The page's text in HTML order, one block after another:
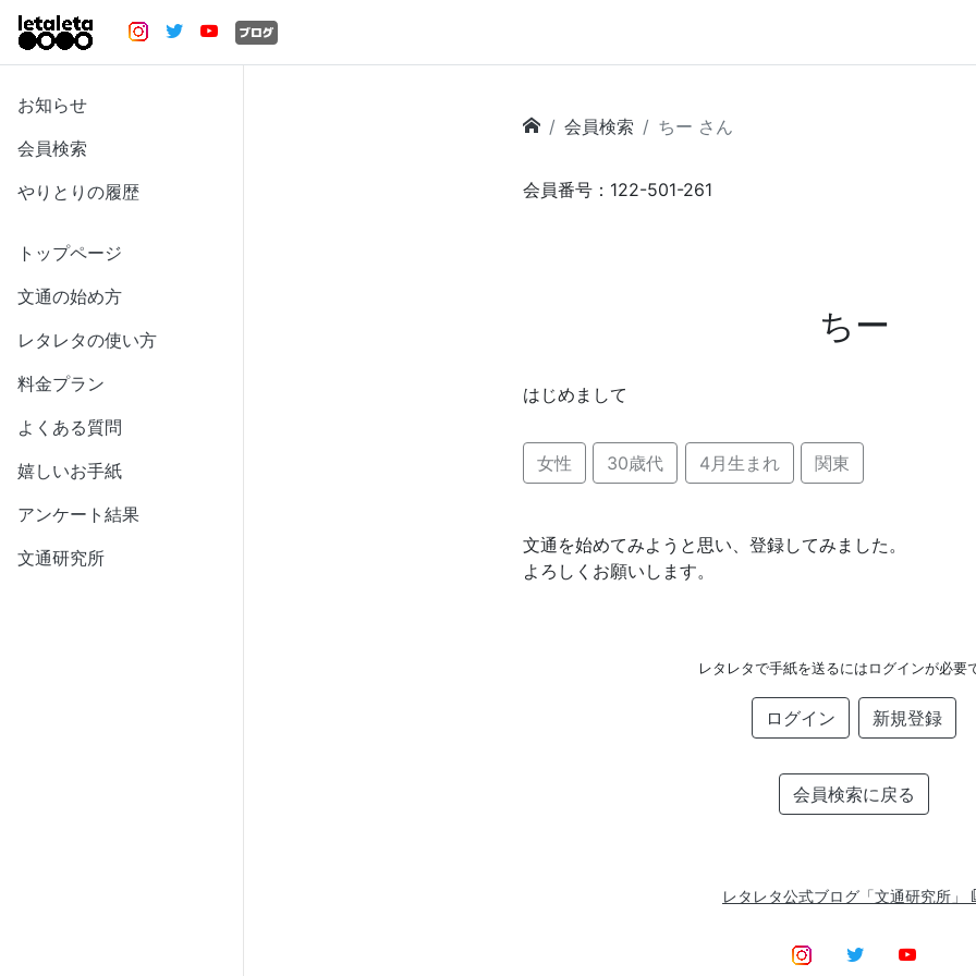
お知らせ
会員検索
やりとりの履歴
トップページ
文通の始め方
レタレタの使い方
料金プラン
よくある質問
嬉しいお手紙
アンケート結果
文通研究所
会員検索 ちー さん
会員番号：122-501-261
ちー
はじめまして
女性 30歳代 4月生まれ 関東
文通を始めてみようと思い、登録してみました。
よろしくお願いします。
レタレタで手紙を送るにはログインが必要
ログイン 新規登録
会員検索に戻る
レタレタ公式ブログ「文通研究所」